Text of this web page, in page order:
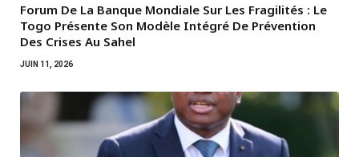
Forum De La Banque Mondiale Sur Les Fragilités : Le
Togo Présente Son Modèle Intégré De Prévention
Des Crises Au Sahel
JUIN 11, 2026